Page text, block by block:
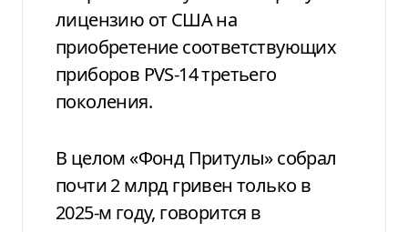
лицензию от США на
приобретение соответствующих
приборов PVS-14 третьего
поколения.
В целом «Фонд Притулы» собрал
почти 2 млрд гривен только в
2025-м году, говорится в